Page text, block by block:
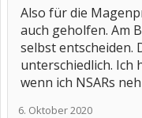
Also für die
auch geholfen. Am
selbst entscheiden.
unterschiedlich.
wenn ich NSARs
6. Oktober 2020